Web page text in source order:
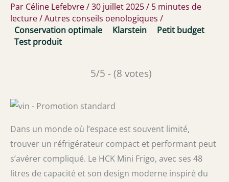
Par Céline Lefebvre/30 juillet 2025/ 5 minutes de
lecture/Autres conseils oenologiques /
Conservation optimale
Klarstein
Petit budget
Test produit
5/5 - (8 votes)
Dans un monde où l’espace est souvent limité,
trouver un réfrigérateur compact et performant peut
s’avérer compliqué. Le HCK Mini Frigo, avec ses 48
litres de capacité et son design moderne inspiré du